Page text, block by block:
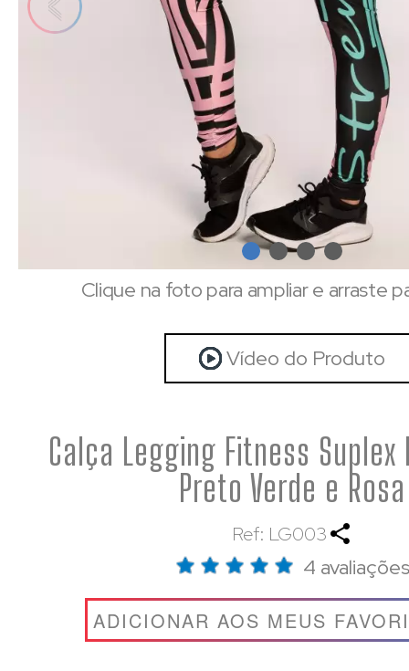
Clique na foto para ampliar e arraste
Vídeo do Produto
Calça Legging Fitness Suplex
Preto Verde e Rosa
Ref: LG003
4 avaliações
ADICIONAR AOS MEUS